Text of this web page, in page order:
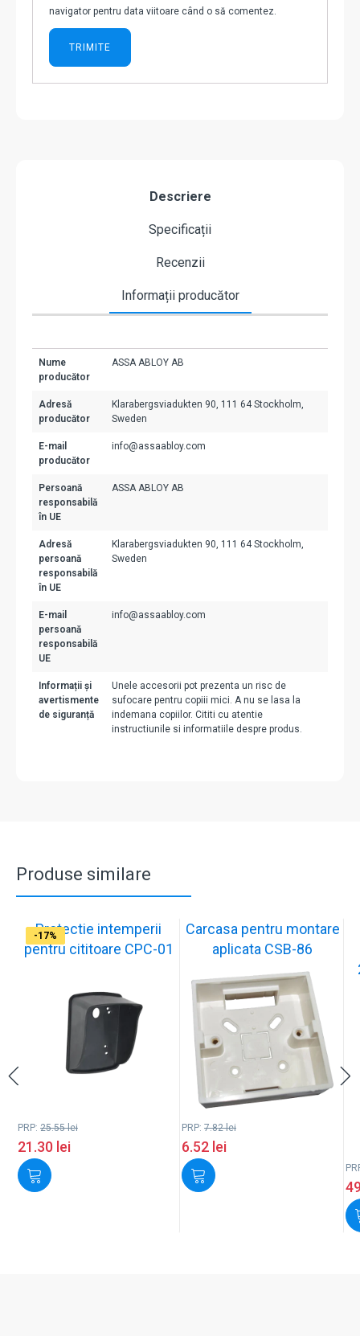
navigator pentru data viitoare când o să comentez.
Descriere
Specificații
Recenzii
Informații producător
Nume
producător
ASSA ABLOY AB
Adresă
producător
Klarabergsviadukten 90, 111 64 Stockholm,
Sweden
E-mail
producător
info@assaabloy.com
Persoană
responsabilă
în UE
ASSA ABLOY AB
Adresă
persoană
responsabilă
în UE
Klarabergsviadukten 90, 111 64 Stockholm,
Sweden
E-mail
persoană
responsabilă
UE
info@assaabloy.com
Informații și
avertismente
de siguranță
Unele accesorii pot prezenta un risc de
sufocare pentru copiii mici. A nu se lasa la
indemana copiilor. Cititi cu atentie
instructiunile si informatiile despre produs.
Produse similare
-17%
Protectie intemperii
pentru cititoare CPC-01
PRP: 25.55lei
21.30 lei
-17%
Carcasa pentru montare
aplicata CSB-86
PRP: 7.82lei
6.52 lei
-17%
-17%
-17%
-17%
-17%
-17%
-17%
-17%